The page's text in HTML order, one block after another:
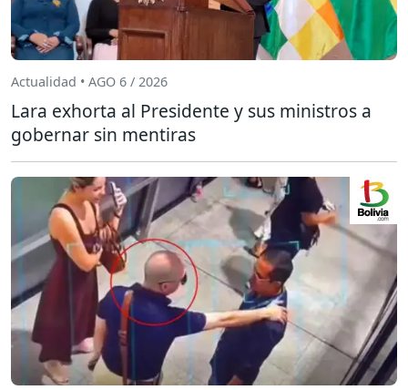
Actualidad • AGO 6 / 2026
Lara exhorta al Presidente y sus ministros a
gobernar sin mentiras